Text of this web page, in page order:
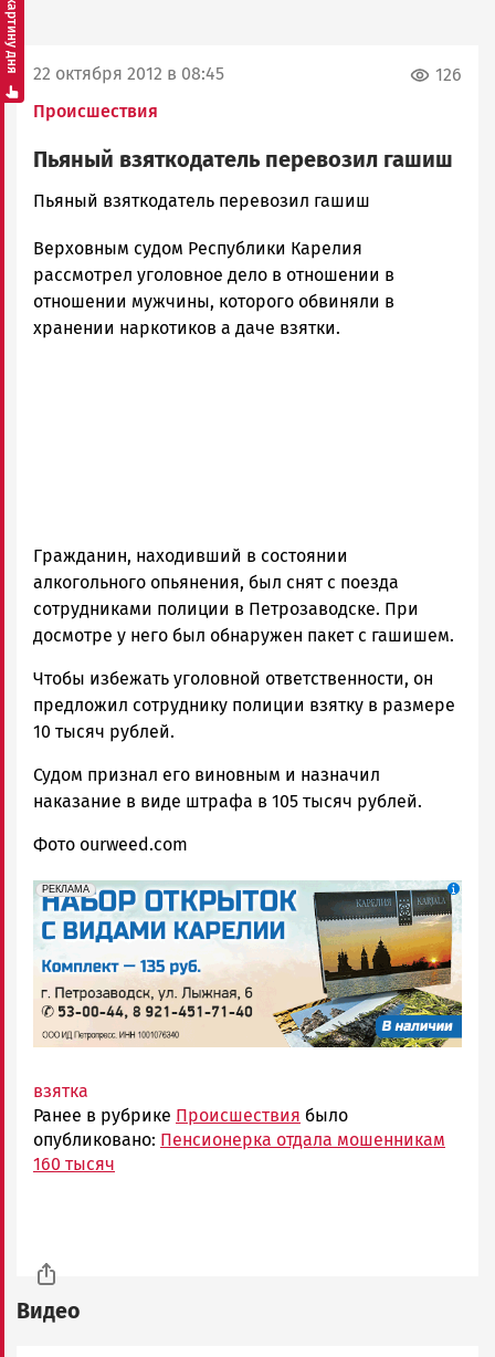
22 октября 2012 в 08:45
Происшествия
126
Пьяный взяткодатель перевозил гашиш
admintimur
Петрозаводска
и
Карелии
|
Пьяный взяткодатель перевозил гашиш
Верховным судом Республики Карелия
рассмотрел уголовное дело в отношении в
отношении мужчины, которого обвиняли в
хранении наркотиков а даче взятки.
Гражданин, находивший в состоянии
алкогольного опьянения, был снят с поезда
сотрудниками полиции в Петрозаводске. При
досмотре у него был обнаружен пакет с гашишем.
Чтобы избежать уголовной ответственности, он
предложил сотруднику полиции взятку в размере
10 тысяч рублей.
Судом признал его виновным и назначил
наказание в виде штрафа в 105 тысяч рублей.
Фото ourweed.com
erid: 2SDnjdqwufn
РЕКЛАМА
Реклама
взятка
Ранее в рубрике Происшествия было
опубликовано: Пенсионерка отдала мошенникам
160 тысяч
Видео